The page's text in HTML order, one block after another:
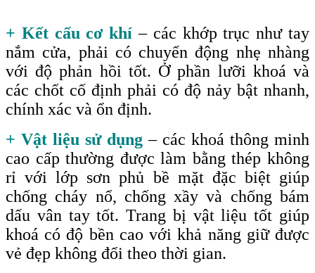
+ Kết cấu cơ khí – các khớp trục như tay
nắm cửa, phải có chuyển động nhẹ nhàng
với độ phản hồi tốt. Ở phần lưỡi khoá và
các chốt cố định phải có độ nảy bật nhanh,
chính xác và ổn định.
+ Vật liệu sử dụng – các khoá thông minh
cao cấp thường được làm bằng thép không
rỉ với lớp sơn phủ bề mặt đặc biệt giúp
chống cháy nổ, chống xầy và chống bám
dấu vân tay tốt. Trang bị vật liệu tốt giúp
khoá có độ bền cao với khả năng giữ được
vẻ đẹp không đổi theo thời gian.